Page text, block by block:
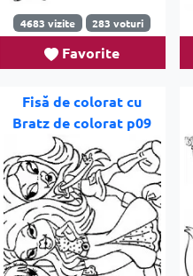
4683 vizite 283 voturi
Favorite
Fisă de colorat cu
Bratz de colorat p09